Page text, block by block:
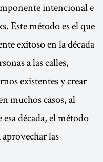
intencional e
Este método es el que
exitoso en la década
a las calles,
existentes y crear
muchos casos, al
década, el método
las